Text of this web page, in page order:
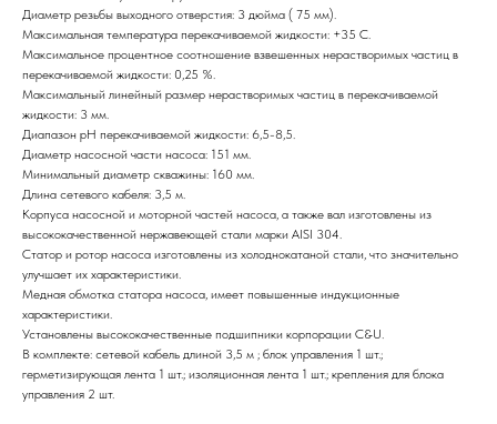
Диаметр резьбы выходного отверстия: 3 дюйма ( 75 мм).
Максимальная температура перекачиваемой жидкости: +35 С.
Максимальное процентное соотношение взвешенных нерастворимых частиц в
перекачиваемой жидкости: 0,25 %.
Максимальный линейный размер нерастворимых частиц в перекачиваемой
жидкости: 3 мм.
Диапазон рН перекачиваемой жидкости: 6,5-8,5.
Диаметр насосной части насоса: 151 мм.
Минимальный диаметр скважины: 160 мм.
Длина сетевого кабеля: 3,5 м.
Корпуса насосной и моторной частей насоса, а также вал изготовлены из
высококачественной нержавеющей стали марки AISI 304.
Статор и ротор насоса изготовлены из холоднокатаной стали, что значительно
улучшает их характеристики.
Медная обмотка статора насоса, имеет повышенные индукционные
характеристики.
Установлены высококачественные подшипники корпорации C&U.
В комплекте: сетевой кабель длиной 3,5 м ; блок управления 1 шт.;
герметизирующая лента 1 шт.; изоляционная лента 1 шт.; крепления для блока
управления 2 шт.